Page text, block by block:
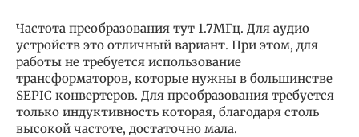
Частота преобразования тут 1.7МГц. Для аудио
устройств это отличный вариант. При этом, для
работы не требуется использование
трансформаторов, которые нужны в большинстве
SEPIC конвертеров. Для преобразования требуется
только индуктивность которая, благодаря столь
высокой частоте, достаточно мала.